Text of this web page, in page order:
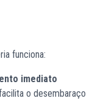
funciona:
imediato
o desembaraço